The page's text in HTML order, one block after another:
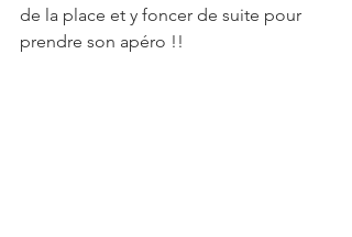
de la place et y foncer de suite pour
prendre son apéro !!